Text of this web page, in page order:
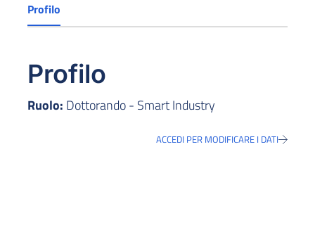
Profilo
Profilo
Ruolo: Dottorando - Smart Industry
ACCEDI PER MODIFICARE I DATI